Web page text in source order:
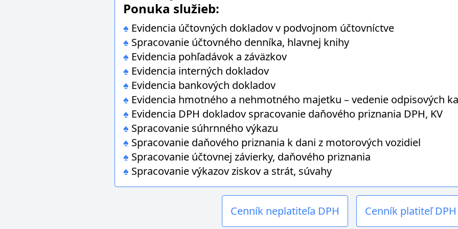
Ponuka služieb:
♠ Evidencia účtovných dokladov v podvojnom účtovníctve
♠ Spracovanie účtovného denníka, hlavnej knihy
♠ Evidencia pohľadávok a záväzkov
♠ Evidencia interných dokladov
♠ Evidencia bankových dokladov
♠ Evidencia hmotného a nehmotného majetku – vedenie odpisových
♠ Evidencia DPH dokladov spracovanie daňového priznania DPH, KV
♠ Spracovanie súhrnného výkazu
♠ Spracovanie daňového priznania k dani z motorových vozidiel
♠ Spracovanie účtovnej závierky, daňového priznania
♠ Spracovanie výkazov ziskov a strát, súvahy
Cenník neplatiteľa DPH Cenník platiteľ DPH